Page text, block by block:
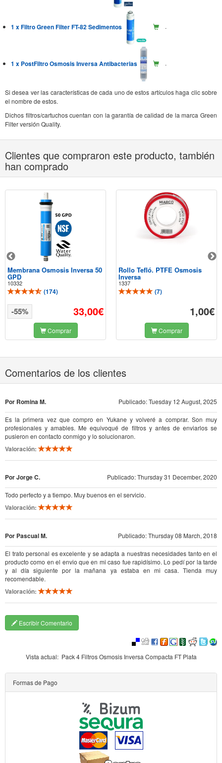
1 x Filtro Green Filter FT-82 Sedimentos .
1 x PostFiltro Osmosis Inversa Antibacterias .
Si desea ver las características de cada uno de estos artículos haga clic sobre
el nombre de estos.
Dichos filtros/cartuchos cuentan con la garantía de calidad de la marca Green
Filter versión Quality.
Clientes que compraron este producto, también
han comprado
Membrana Osmosis Inversa 50
GPD
10332
(174)
33,00€
-55%
Comprar
Rollo Tefló. PTFE Osmosis
Inversa
1337
(7)
1,00€
Comprar
Comentarios de los clientes
Por Romina M. Publicado: Tuesday 12 August, 2025
Es la primera vez que compro en Yukane y volveré a comprar. Son muy
profesionales y amables. Me equivoqué de filtros y antes de enviarlos se
pusieron en contacto conmigo y lo solucionaron.
Valoración:
Por Jorge C. Publicado: Thursday 31 December, 2020
Todo perfecto y a tiempo. Muy buenos en el servicio.
Valoración:
Por Pascual M. Publicado: Thursday 08 March, 2018
El trato personal es excelente y se adapta a nuestras necesidades tanto en el
producto como en el envio que en mi caso fue rapidísimo. Lo pedí por la tarde
y al día siguiente por la mañana ya estaba en mi casa. Tienda muy
recomendable.
Valoración:
Escribir Comentario
Vista actual: Pack 4 Filtros Osmosis Inversa Compacta FT Plata
Formas de Pago